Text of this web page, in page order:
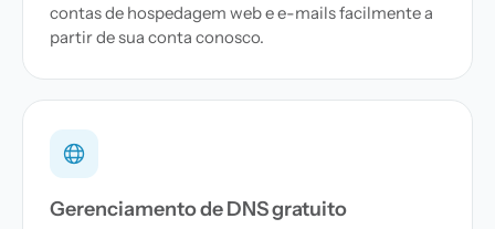
contas de hospedagem web e e-mails facilmente a
partir de sua conta conosco.
Gerenciamento de DNS gratuito